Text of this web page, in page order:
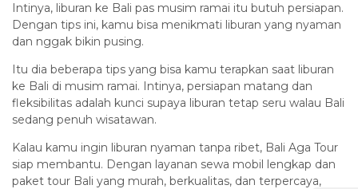
Intinya, liburan ke Bali pas musim ramai itu butuh persiapan.
Dengan tips ini, kamu bisa menikmati liburan yang nyaman
dan nggak bikin pusing.
Itu dia beberapa tips yang bisa kamu terapkan saat liburan
ke Bali di musim ramai. Intinya, persiapan matang dan
fleksibilitas adalah kunci supaya liburan tetap seru walau Bali
sedang penuh wisatawan.
Kalau kamu ingin liburan nyaman tanpa ribet, Bali Aga Tour
siap membantu. Dengan layanan sewa mobil lengkap dan
paket tour Bali yang murah, berkualitas, dan terpercaya,